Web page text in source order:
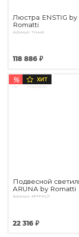
Люстра ENSTIG by
Romatti
Артикул: TH445
118 886 ₽
% ХИТ
Подвесной
ARUNA by Romatti
Артикул: AFFFNL11
22 316 ₽